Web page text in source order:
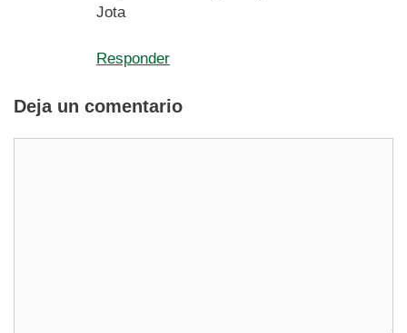
Jota
Responder
Deja un comentario